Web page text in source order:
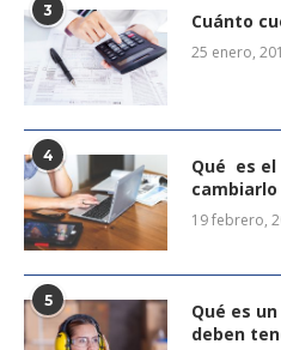
3 Cuánto
25 enero,
4
Qué es el
19 febrero,
5
Qué es
deben